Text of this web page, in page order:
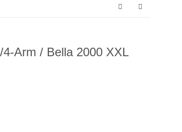
Arm / Bella 2000 XXL